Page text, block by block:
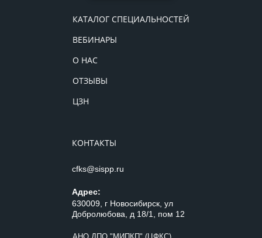
КАТАЛОГ СПЕЦИАЛЬНОСТЕЙ
ВЕБИНАРЫ
О НАС
ОТЗЫВЫ
ЦЗН
КОНТАКТЫ
cfks@sispp.ru
Адрес:
630009, г Новосибирск, ул
Добролюбова, д 18/1, пом 12